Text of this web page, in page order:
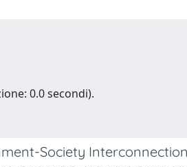
0.0 secondi).
Society